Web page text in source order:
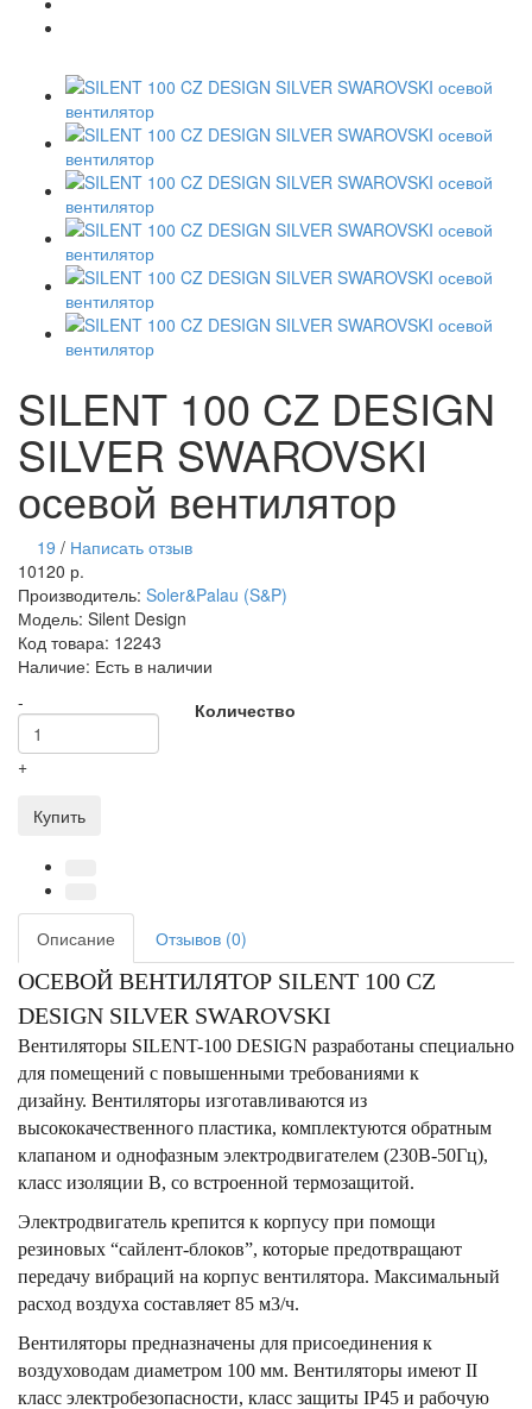
SILENT 100 CZ DESIGN
SILVER SWAROVSKI
осевой вентилятор
19 / Написать отзыв
10120 р.
Производитель: Soler&Palau (S&P)
Модель: Silent Design
Код товара: 12243
Наличие: Есть в наличии
Количество
-
+
Купить
Описание Отзывов (0)
ОСЕВОЙ ВЕНТИЛЯТОР SILENT 100 CZ
DESIGN SILVER SWAROVSKI
Вентиляторы SILENT-100 DESIGN разработаны специально
для помещений с повышенными требованиями к
дизайну. Вентиляторы изготавливаются из
высококачественного пластика, комплектуются обратным
клапаном и однофазным электродвигателем (230В-50Гц),
класс изоляции B, со встроенной термозащитой.
Электродвигатель крепится к корпусу при помощи
резиновых “сайлент-блоков”, которые предотвращают
передачу вибраций на корпус вентилятора. Максимальный
расход воздуха составляет 85 м3/ч.
Вентиляторы предназначены для присоединения к
воздуховодам диаметром 100 мм. Вентиляторы имеют II
класс электробезопасности, класс защиты IP45 и рабочую